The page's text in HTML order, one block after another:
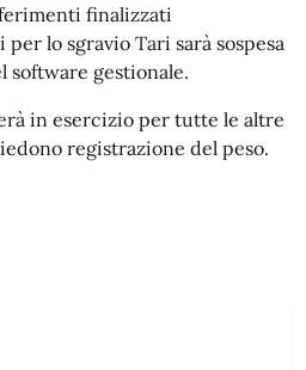
finalizzati
lo sgravio Tari sarà sospesa
software gestionale.
in esercizio per tutte le altre
registrazione del peso.